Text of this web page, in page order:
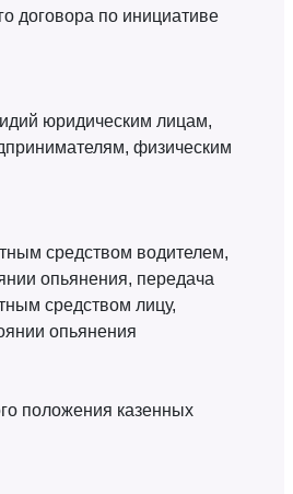
договора по инициативе
юридическим лицам,
физическим
средством водителем,
опьянения, передача
средством лицу,
опьянения
положения казенных